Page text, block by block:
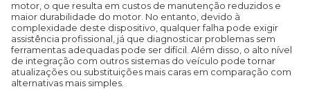
motor, o que resulta em custos de manutenção reduzidos e
maior durabilidade do motor. No entanto, devido à
complexidade deste dispositivo, qualquer falha pode exigir
assistência profissional, já que diagnosticar problemas sem
ferramentas adequadas pode ser difícil. Além disso, o alto nível
de integração com outros sistemas do veículo pode tornar
atualizações ou substituições mais caras em comparação com
alternativas mais simples.